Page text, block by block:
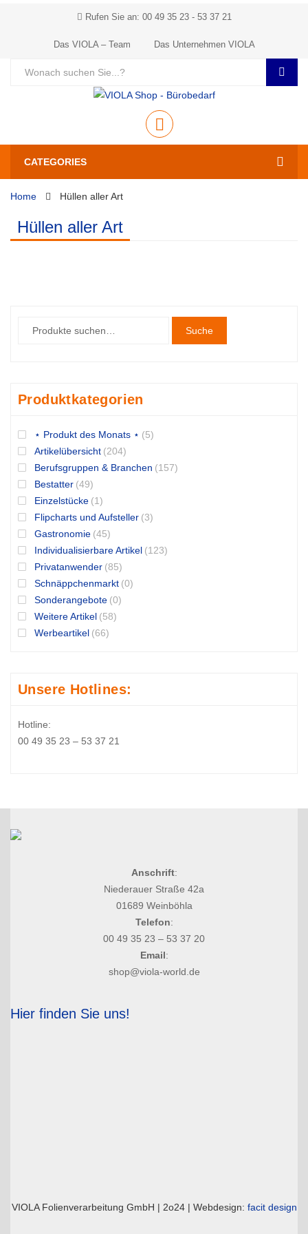
Rufen Sie an: 00 49 35 23 - 53 37 21
Das VIOLA – Team Das Unternehmen VIOLA
CATEGORIES
Home Hüllen aller Art
Hüllen aller Art
Suche
Produktkategorien
⋆ Produkt des Monats ⋆ (5)
Artikelübersicht (204)
Berufsgruppen & Branchen (157)
Bestatter (49)
Einzelstücke (1)
Flipcharts und Aufsteller (3)
Gastronomie (45)
Individualisierbare Artikel (123)
Privatanwender (85)
Schnäppchenmarkt (0)
Sonderangebote (0)
Weitere Artikel (58)
Werbeartikel (66)
Unsere Hotlines:
Hotline:
00 49 35 23 – 53 37 21
Anschrift:
Niederauer Straße 42a
01689 Weinböhla
Telefon:
00 49 35 23 – 53 37 20
Email:
shop@viola-world.de
Hier finden Sie uns!
VIOLA Folienverarbeitung GmbH | 2o24 | Webdesign: facit design